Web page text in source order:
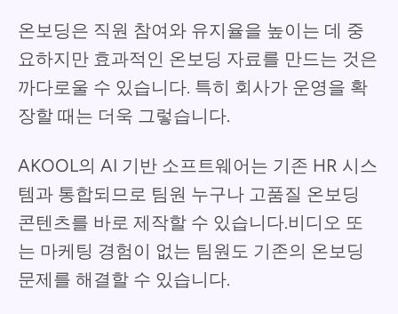
온보딩은 직원 참여와 유지율을 높이는 데 중
요하지만 효과적인 온보딩 자료를 만드는 것은
까다로울 수 있습니다. 특히 회사가 운영을 확
장할 때는 더욱 그렇습니다.
AKOOL의 AI 기반 소프트웨어는 기존 HR 시스
템과 통합되므로 팀원 누구나 고품질 온보딩
콘텐츠를 바로 제작할 수 있습니다.비디오 또
는 마케팅 경험이 없는 팀원도 기존의 온보딩
문제를 해결할 수 있습니다.